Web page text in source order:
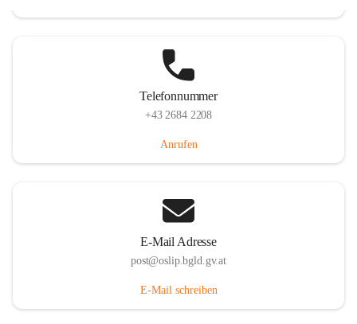
Telefonnummer
+43 2684 2208
Anrufen
E-Mail Adresse
post@oslip.bgld.gv.at
E-Mail schreiben